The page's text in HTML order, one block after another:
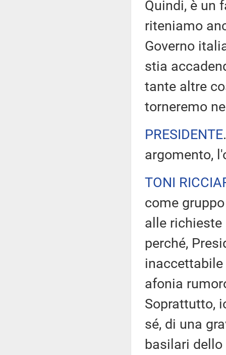
Quindi, è un
riteniamo
Governo
stia
tante altre
torneremo
PRESIDENTE
argomento,
TONI
come
alle richieste
perché,
afonia
Soprattutto,
sé, di una
basilari